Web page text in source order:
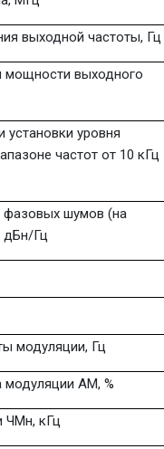
выходной частоты, Гц
мощности выходного
уровня
частот от 10 кГц
фазовых шумов (на
дБн/Гц
модуляции, Гц
модуляции АМ, %
ЧМн, кГц